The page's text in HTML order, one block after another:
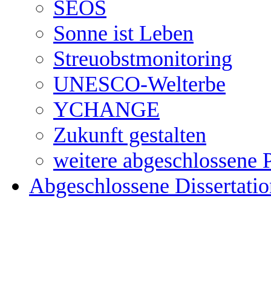
SEOS
Sonne ist Leben
Streuobstmonitoring
UNESCO-Welterbe
YCHANGE
Zukunft gestalten
weitere abgeschlossene
Abgeschlossene